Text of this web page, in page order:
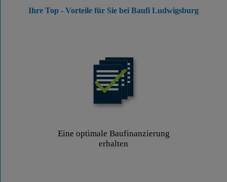
Ihre Top - Vorteile für Sie bei Baufi Ludwigsburg
Eine optimale Baufinanzierung
erhalten